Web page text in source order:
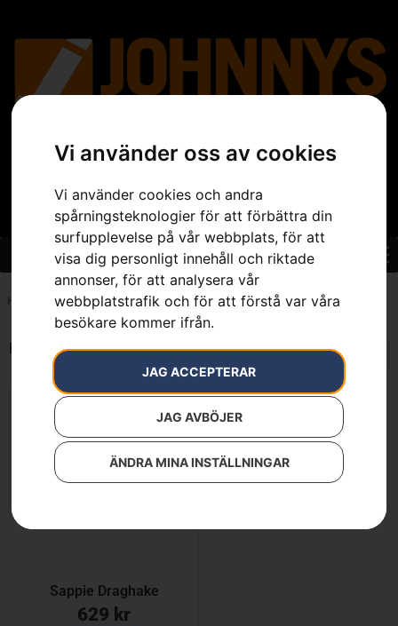
Vi använder oss av cookies
Vi använder cookies och andra
spårningsteknologier för att förbättra din
surfupplevelse på vår webbplats, för att
visa dig personligt innehåll och riktade
annonser, för att analysera vår
webbplatstrafik och för att förstå var våra
besökare kommer ifrån.
JAG ACCEPTERAR
JAG AVBÖJER
ÄNDRA MINA INSTÄLLNINGAR
Hem 7391736192835
Endast ett sökresultat
Sappie Draghake
629 kr